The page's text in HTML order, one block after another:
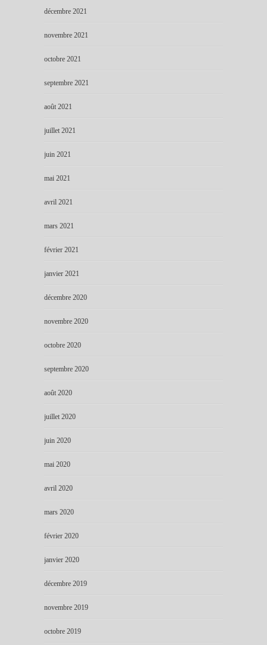
décembre 2021
novembre 2021
octobre 2021
septembre 2021
août 2021
juillet 2021
juin 2021
mai 2021
avril 2021
mars 2021
février 2021
janvier 2021
décembre 2020
novembre 2020
octobre 2020
septembre 2020
août 2020
juillet 2020
juin 2020
mai 2020
avril 2020
mars 2020
février 2020
janvier 2020
décembre 2019
novembre 2019
octobre 2019